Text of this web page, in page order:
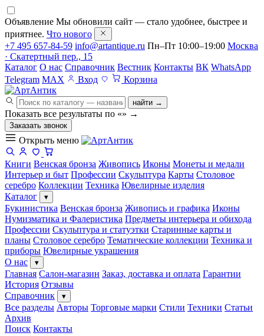
Объявление Мы обновили сайт — стало удобнее, быстрее и
приятнее. Что нового
+7 495 657-84-59 info@artantique.ru Пн–Пт 10:00–19:00 Москва
· Скатертный пер., 15
Каталог О нас Справочник Вестник Контакты ВК WhatsApp
Telegram MAX Вход Корзина
найти →
Показать все результаты по «» →
Заказать звонок
Открыть меню
Книги Венская бронза Живопись Иконы Монеты и медали
Интерьер и быт Профессии Скульптура Карты Столовое
серебро Коллекции Техника Ювелирные изделия
Каталог
▾
Букинистика Венская бронза Живопись и графика Иконы
Нумизматика и Фалеристика Предметы интерьера и обихода
Профессии Скульптура и статуэтки Старинные карты и
планы Столовое серебро Тематические коллекции Техника и
приборы Ювелирные украшения
О нас
▾
Главная Салон-магазин Заказ, доставка и оплата Гарантии
История Отзывы
Справочник
▾
Все разделы Авторы Торговые марки Стили Техники Статьи
Архив
Поиск Контакты